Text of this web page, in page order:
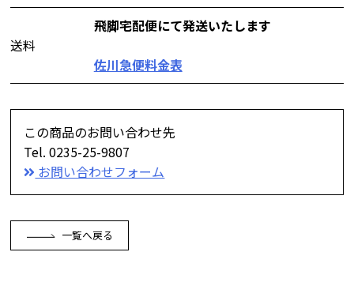
送料
飛脚宅配便にて発送いたします
佐川急便料金表
この商品のお問い合わせ先
Tel. 0235-25-9807
お問い合わせフォーム
一覧へ戻る